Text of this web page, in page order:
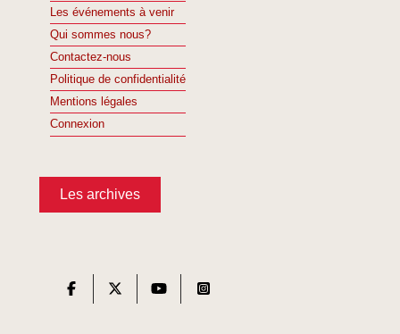
Les événements à venir
Qui sommes nous?
Contactez-nous
Politique de confidentialité
Mentions légales
Connexion
Les archives